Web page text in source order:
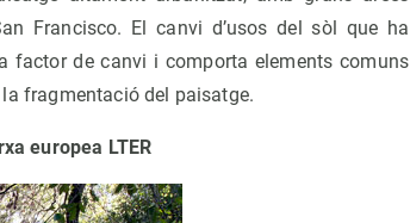
Francisco. El canvi d’usos del sòl que ha
factor de canvi i comporta elements comuns
fragmentació del paisatge.
europea LTER